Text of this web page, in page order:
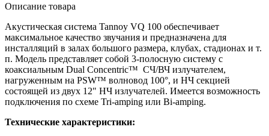
Описание товара
Акустическая система Tannoy VQ 100 обеспечивает
максимальное качество звучания и предназначена для
инсталляций в залах большого размера, клубах, стадионах и т.
п. Модель представляет собой 3-полосную систему с
коаксиальным Dual Concentric™ СЧ/ВЧ излучателем,
нагруженным на PSW™ волновод 100°, и НЧ секцией
состоящей из двух 12" НЧ излучателей. Имеется возможность
подключения по схеме Tri-amping или Bi-amping.
Технические характеристики: